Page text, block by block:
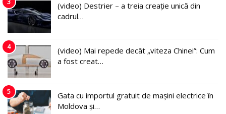
3
(video) Destrier – a treia creație unică din
cadrul…
4
(video) Mai repede decât „viteza Chinei”: Cum
a fost creat…
5
Gata cu importul gratuit de mașini electrice în
Moldova și…